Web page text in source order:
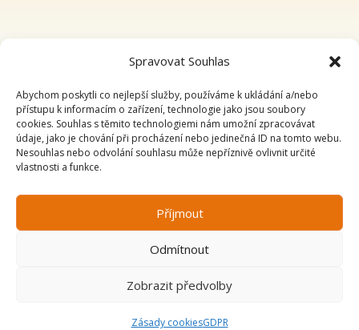
Spravovat Souhlas
Abychom poskytli co nejlepší služby, používáme k ukládání a/nebo
přístupu k informacím o zařízení, technologie jako jsou soubory
cookies. Souhlas s těmito technologiemi nám umožní zpracovávat
údaje, jako je chování při procházení nebo jedinečná ID na tomto webu.
Nesouhlas nebo odvolání souhlasu může nepříznivě ovlivnit určité
vlastnosti a funkce.
Příjmout
Odmítnout
Zobrazit předvolby
Zásady cookiesGDPR